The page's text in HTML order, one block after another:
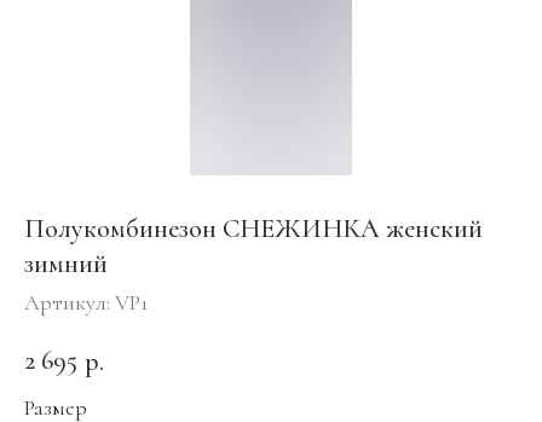
Полукомбинезон СНЕЖИНКА женский
зимний
Артикул: VP1
2 695 р.
Размер